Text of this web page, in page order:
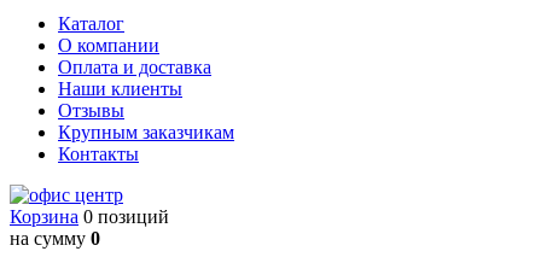
Каталог
О компании
Оплата и доставка
Наши клиенты
Отзывы
Крупным заказчикам
Контакты
Корзина 0 позиций
на сумму 0